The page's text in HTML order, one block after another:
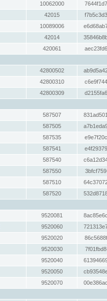
10062000
42015
10089006
42014
420061
42800502
42800310
42800309
587507
587505
587535
587541
587540
587550
587510
587520
9520081
9520060
9520020
9520030
9520040
9520050
9520070